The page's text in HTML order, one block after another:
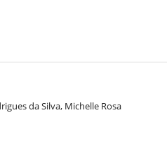
da Silva, Michelle Rosa